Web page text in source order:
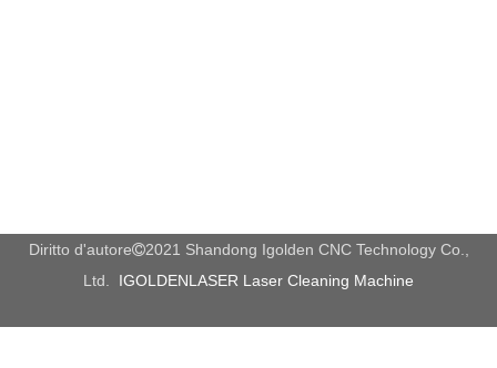
Diritto d'autore2021 Shandong Igolden CNC Technology Co.,
Ltd. IGOLDENLASER Laser Cleaning Machine